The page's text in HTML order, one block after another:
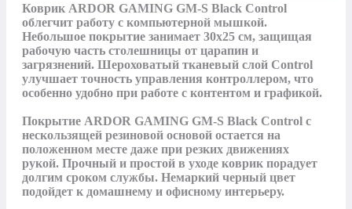
Коврик ARDOR GAMING GM-S Black Control
облегчит работу с компьютерной мышкой.
Небольшое покрытие занимает 30x25 см, защищая
рабочую часть столешницы от царапин и
загрязнений. Шероховатый тканевый слой Control
улучшает точность управления контроллером, что
особенно удобно при работе с контентом и графикой.
Покрытие ARDOR GAMING GM-S Black Control с
нескользящей резиновой основой остается на
положенном месте даже при резких движениях
рукой. Прочный и простой в уходе коврик порадует
долгим сроком службы. Немаркий черный цвет
подойдет к домашнему и офисному интерьеру.